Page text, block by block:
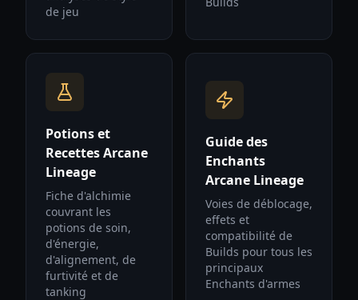
de jeu
Potions et
Recettes Arcane
Lineage
Fiche d'alchimie
couvrant les
potions de soin,
d'énergie,
d'alignement, de
furtivité et de
tanking
Guide des
Enchants
Arcane Lineage
Voies de déblocage,
effets et
compatibilité de
Builds pour tous les
principaux
Enchants d'armes